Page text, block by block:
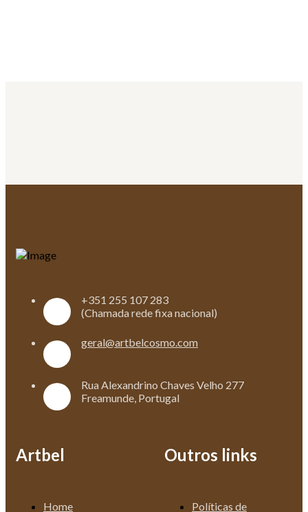
+351 255 107 283
(Chamada rede fixa nacional)
geral@artbelcosmo.com
Rua Alexandrino Chaves Velho 277
Freamunde, Portugal
Artbel
Home
Outros links
Políticas de